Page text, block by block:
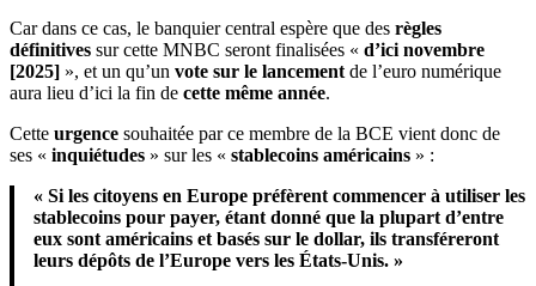
Car dans ce cas, le banquier central espère que des règles
définitives sur cette MNBC seront finalisées « d’ici novembre
[2025] », et un qu’un vote sur le lancementde l’euro numérique
aura lieu d’ici la fin de cette même année.
Cette urgence souhaitée par ce membre de la BCE vient donc de
ses « inquiétudes » sur les « stablecoins américains » :
« Si les citoyens en Europe préfèrent commencer à utiliser les
stablecoins pour payer, étant donné que la plupart d’entre
eux sont américains et basés sur le dollar, ils transféreront
leurs dépôts de l’Europe vers les États-Unis. »